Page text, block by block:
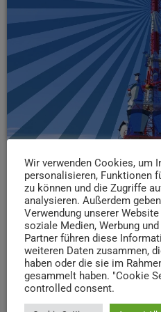
NEWS
Trier beteiligt sich an
Mobilfunkmesswoche
Noch bis zum 1. Juni können
bundesweit Funklöcher
testen. Das teilt die Stadt
Aktion wird von der
soll dabei helfen, 4G- und 5G-
bewerten. Mit einer
Wir verwenden Cookies, um
personalisieren, Funktionen
zu können und die Zugriffe
analysieren. Außerdem
Verwendung unserer
soziale Medien, Werbung
Partner führen diese
weiteren Daten zusammen,
haben oder die sie im
gesammelt haben. "Cookie
controlled consent.